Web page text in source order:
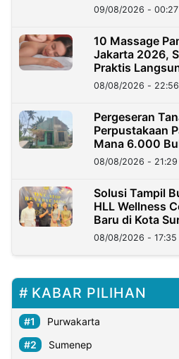
09/08/2026 - 00:27
10 Massage
Jakarta 2026,
Praktis
08/08/2026 - 22:56
Pergeseran
Perpustakaan
Mana 6.000
Kini?
08/08/2026 - 21:29
Solusi Tampil
HLL Wellness
Baru di Kota
08/08/2026 - 17:35
KABAR PILIHAN
Purwakarta
Sumenep